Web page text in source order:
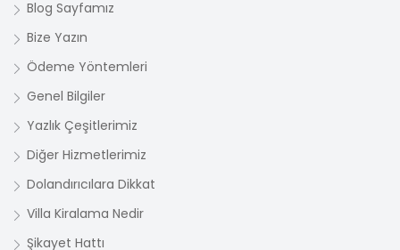
Blog Sayfamız
Bize Yazın
Ödeme Yöntemleri
Genel Bilgiler
Yazlık Çeşitlerimiz
Diğer Hizmetlerimiz
Dolandırıcılara Dikkat
Villa Kiralama Nedir
Şikayet Hattı